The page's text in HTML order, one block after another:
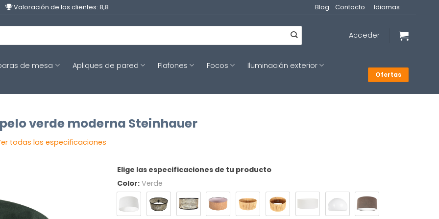
Valoración de los clientes: 8,8 Blog Contacto Idiomas
Acceder
de mesa Apliques de pared Plafones Focos
Iluminación exterior
Ofertas
verde moderna Steinhauer
todas las especificaciones
Elige las especificaciones de tu producto
Color: Verde